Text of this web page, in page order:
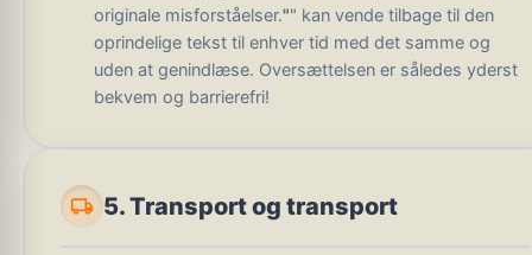
originale misforståelser."" kan vende tilbage til den
oprindelige tekst til enhver tid med det samme og
uden at genindlæse. Oversættelsen er således yderst
bekvem og barrierefri!
local_shipping 5. Transport og transport